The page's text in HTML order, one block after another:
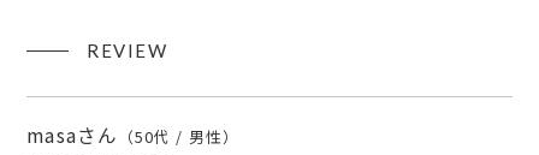
REVIEW
masaさん （50代 / 男性）